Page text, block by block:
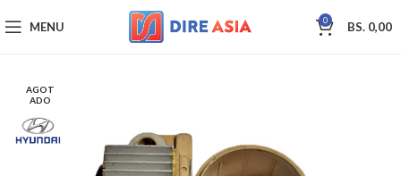
MENU 0 BS. 0,00
AGOT
ADO